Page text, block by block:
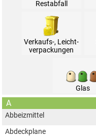
Restabfall
Verkaufs-, Leicht­
verpack­ungen
Glas
A
Abbeizmittel
Abdeckplane